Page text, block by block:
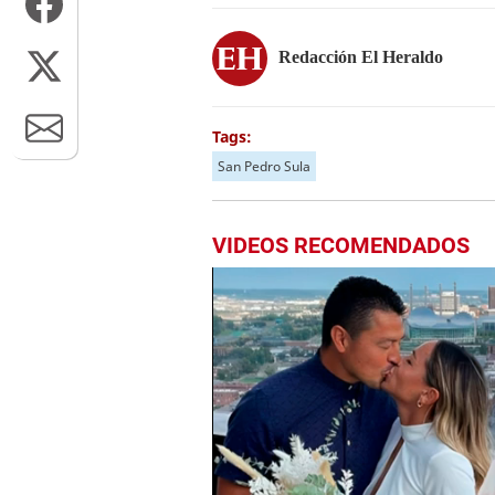
Redacción El Heraldo
Tags:
San Pedro Sula
VIDEOS RECOMENDADOS